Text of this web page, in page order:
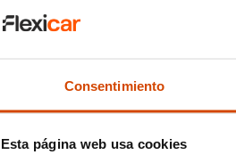
Consentimiento
Esta página web usa cookies